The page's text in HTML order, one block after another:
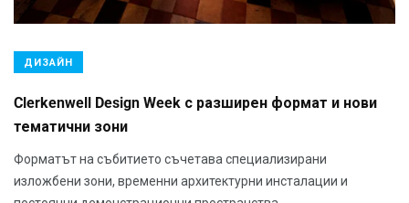
ДИЗАЙН
Clerkenwell Design Week с разширен формат и нови
тематични зони
Форматът на събитието съчетава специализирани
изложбени зони, временни архитектурни инсталации и